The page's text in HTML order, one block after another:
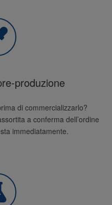
produzione
di commercializzarlo?
a conferma dell’ordine
immediatamente.